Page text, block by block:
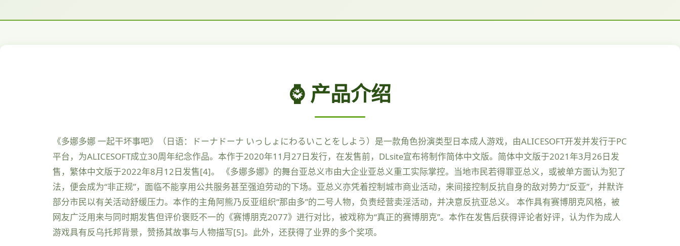
⌚ 产品介绍
《多娜多娜 一起干坏事吧》（日语：ドーナドーナ いっしょにわるいことをしよう）是一款角色扮演类型日本成人游戏，由ALICESOFT开发并发行于PC
平台，为ALICESOFT成立30周年纪念作品。本作于2020年11月27日发行，在发售前，DLsite宣布将制作简体中文版。简体中文版于2021年3月26日发
售，繁体中文版于2022年8月12日发售[4]。 《多娜多娜》的舞台亚总义市由大企业亚总义重工实际掌控。当地市民若得罪亚总义，或被单方面认为犯了
法，便会成为“非正规”，面临不能享用公共服务甚至强迫劳动的下场。亚总义亦凭着控制城市商业活动，来间接控制反抗自身的敌对势力“反亚”，并默许
部分市民以有关活动舒缓压力。本作的主角阿熊乃反亚组织“那由多”的二号人物，负责经营卖淫活动，并决意反抗亚总义。 本作具有赛博朋克风格，被
网友广泛用来与同时期发售但评价褒贬不一的《赛博朋克2077》进行对比，被戏称为“真正的赛博朋克”。本作在发售后获得评论者好评，认为作为成人
游戏具有反乌托邦背景，赞扬其故事与人物描写[5]。此外，还获得了业界的多个奖项。